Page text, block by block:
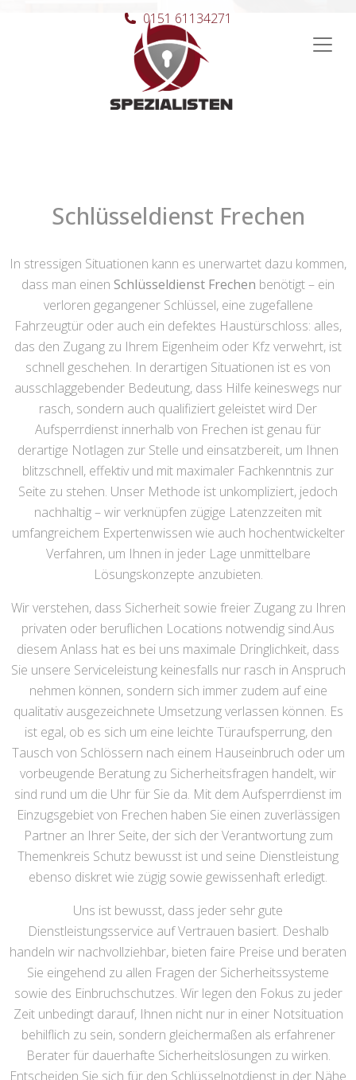
Hauptnavigation
0151 61134271
Schlüsseldienst Frechen
In stressigen Situationen kann es unerwartet dazu kommen,
dass man einen Schlüsseldienst Frechen benötigt – ein
verloren gegangener Schlüssel, eine zugefallene
Fahrzeugtür oder auch ein defektes Haustürschloss: alles,
das den Zugang zu Ihrem Eigenheim oder Kfz verwehrt, ist
schnell geschehen. In derartigen Situationen ist es von
ausschlaggebender Bedeutung, dass Hilfe keineswegs nur
rasch, sondern auch qualifiziert geleistet wird Der
Aufsperrdienst innerhalb von Frechen ist genau für
derartige Notlagen zur Stelle und einsatzbereit, um Ihnen
blitzschnell, effektiv und mit maximaler Fachkenntnis zur
Seite zu stehen. Unser Methode ist unkompliziert, jedoch
nachhaltig – wir verknüpfen zügige Latenzzeiten mit
umfangreichem Expertenwissen wie auch hochentwickelter
Verfahren, um Ihnen in jeder Lage unmittelbare
Lösungskonzepte anzubieten.
Wir verstehen, dass Sicherheit sowie freier Zugang zu Ihren
privaten oder beruflichen Locations notwendig sind.Aus
diesem Anlass hat es bei uns maximale Dringlichkeit, dass
Sie unsere Serviceleistung keinesfalls nur rasch in Anspruch
nehmen können, sondern sich immer zudem auf eine
qualitativ ausgezeichnete Umsetzung verlassen können. Es
ist egal, ob es sich um eine leichte Türaufsperrung, den
Tausch von Schlössern nach einem Hauseinbruch oder um
vorbeugende Beratung zu Sicherheitsfragen handelt, wir
sind rund um die Uhr für Sie da. Mit dem Aufsperrdienst im
Einzugsgebiet von Frechen haben Sie einen zuverlässigen
Partner an Ihrer Seite, der sich der Verantwortung zum
Themenkreis Schutz bewusst ist und seine Dienstleistung
ebenso diskret wie zügig sowie gewissenhaft erledigt.
Uns ist bewusst, dass jeder sehr gute
Dienstleistungsservice auf Vertrauen basiert. Deshalb
handeln wir nachvollziehbar, bieten faire Preise und beraten
Sie eingehend zu allen Fragen der Sicherheitssysteme
sowie des Einbruchschutzes. Wir legen den Fokus zu jeder
Zeit unbedingt darauf, Ihnen nicht nur in einer Notsituation
behilflich zu sein, sondern gleichermaßen als erfahrener
Berater für dauerhafte Sicherheitslösungen zu wirken.
Entscheiden Sie sich für den Schlüsselnotdienst in der Nähe